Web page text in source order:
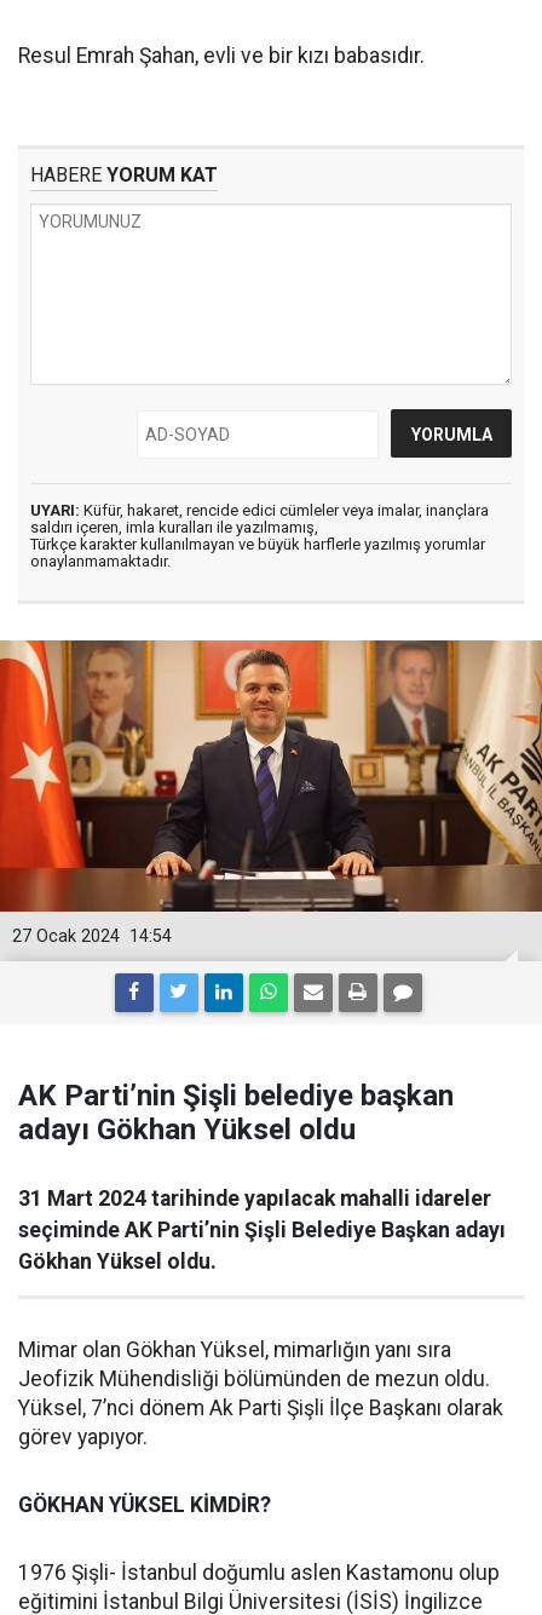
Resul Emrah Şahan, evli ve bir kızı babasıdır.
HABERE YORUM KAT
UYARI: Küfür, hakaret, rencide edici cümleler veya imalar, inançlara
saldırı içeren, imla kuralları ile yazılmamış,
Türkçe karakter kullanılmayan ve büyük harflerle yazılmış yorumlar
onaylanmamaktadır.
14:54
27 Ocak 2024
AK Parti’nin Şişli belediye başkan
adayı Gökhan Yüksel oldu
31 Mart 2024 tarihinde yapılacak mahalli idareler
seçiminde AK Parti’nin Şişli Belediye Başkan adayı
Gökhan Yüksel oldu.
Mimar olan Gökhan Yüksel, mimarlığın yanı sıra
Jeofizik Mühendisliği bölümünden de mezun oldu.
Yüksel, 7’nci dönem Ak Parti Şişli İlçe Başkanı olarak
görev yapıyor.
GÖKHAN YÜKSEL KİMDİR?
1976 Şişli- İstanbul doğumlu aslen Kastamonu olup
eğitimini İstanbul Bilgi Üniversitesi (İSİS) İngilizce